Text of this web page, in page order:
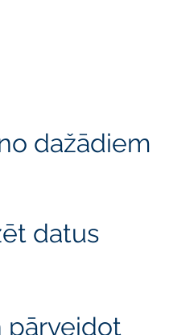
datus
dažādiem
pārveidot